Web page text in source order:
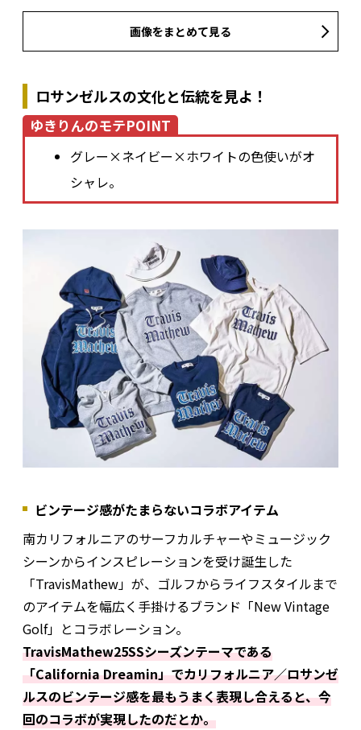
画像をまとめて見る
ロサンゼルスの文化と伝統を見よ！
ゆきりんのモテPOINT
グレー×ネイビー×ホワイトの色使いがオ
シャレ。
ビンテージ感がたまらないコラボアイテム
南カリフォルニアのサーフカルチャーやミュージック
シーンからインスピレーションを受け誕生した
「TravisMathew」が、ゴルフからライフスタイルまで
のアイテムを幅広く手掛けるブランド「New Vintage
Golf」とコラボレーション。
TravisMathew25SSシーズンテーマである
「California Dreamin」でカリフォルニア／ロサンゼ
ルスのビンテージ感を最もうまく表現し合えると、今
回のコラボが実現したのだとか。